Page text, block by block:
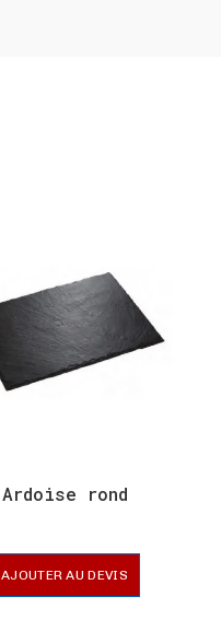
Ardoise rond
AJOUTER AU DEVIS